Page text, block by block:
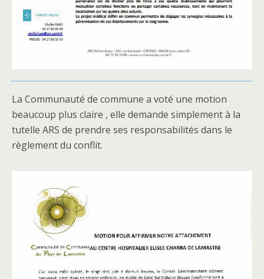
La Communauté de commune a voté une motion
beaucoup plus claire , elle demande simplement à la
tutelle ARS de prendre ses responsabilités dans le
règlement du conflit.